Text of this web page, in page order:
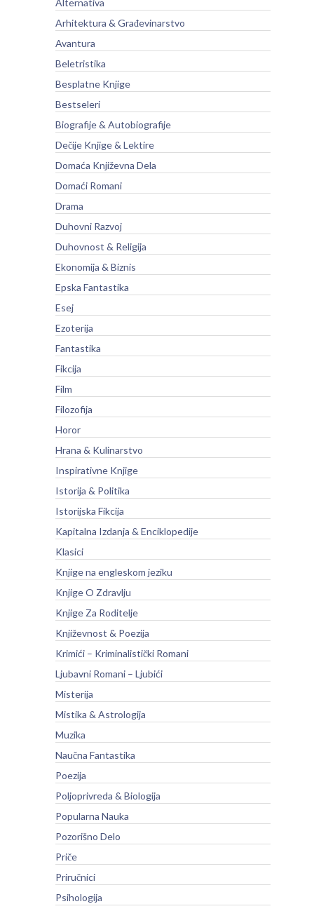
Alternativa
Arhitektura & Građevinarstvo
Avantura
Beletristika
Besplatne Knjige
Bestseleri
Biografije & Autobiografije
Dečije Knjige & Lektire
Domaća Književna Dela
Domaći Romani
Drama
Duhovni Razvoj
Duhovnost & Religija
Ekonomija & Biznis
Epska Fantastika
Esej
Ezoterija
Fantastika
Fikcija
Film
Filozofija
Horor
Hrana & Kulinarstvo
Inspirativne Knjige
Istorija & Politika
Istorijska Fikcija
Kapitalna Izdanja & Enciklopedije
Klasici
Knjige na engleskom jeziku
Knjige O Zdravlju
Knjige Za Roditelje
Književnost & Poezija
Krimići – Kriminalistički Romani
Ljubavni Romani – Ljubići
Misterija
Mistika & Astrologija
Muzika
Naučna Fantastika
Poezija
Poljoprivreda & Biologija
Popularna Nauka
Pozorišno Delo
Priče
Priručnici
Psihologija